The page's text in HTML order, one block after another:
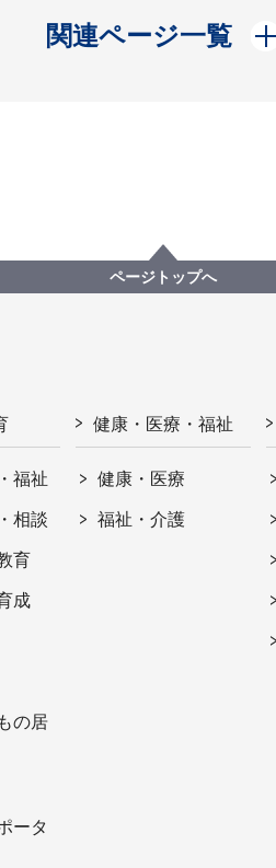
関連ページ一覧
開く
ページトップへ
福祉
相談
育
成
の居
ータ
健康・医療・福祉
健康・医療
福祉・介護